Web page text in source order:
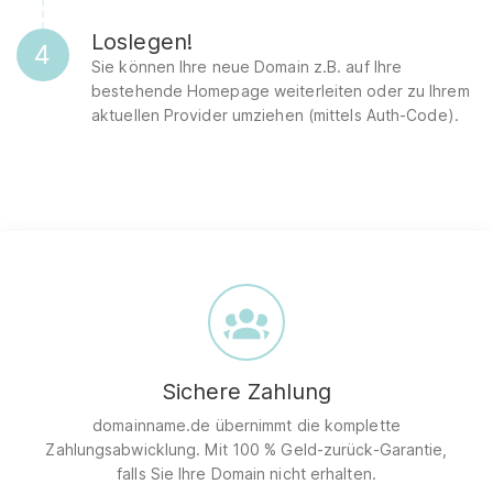
4 Loslegen!
Sie können Ihre neue Domain z.B. auf Ihre
bestehende Homepage weiterleiten oder zu Ihrem
aktuellen Provider umziehen (mittels Auth-Code).
Sichere Zahlung
domainname.de übernimmt die komplette
Zahlungsabwicklung. Mit 100 % Geld-zurück-Garantie,
falls Sie Ihre Domain nicht erhalten.